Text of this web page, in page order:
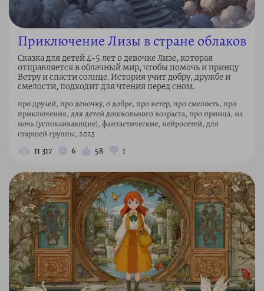
Приключение Лизы в стране облаков
Сказка для детей 4–5 лет о девочке Лизе, которая
отправляется в облачный мир, чтобы помочь и принцу
Ветру и спасти солнце. История учит добру, дружбе и
смелости, подходит для чтения перед сном.
про друзей, про девочку, о добре, про ветер, про смелость, про
приключения, для детей дошкольного возраста, про принца, на
ночь (успокаивающие), фантастические, нейросетей, для
старшей группы, 2025
11 317 6 58 1